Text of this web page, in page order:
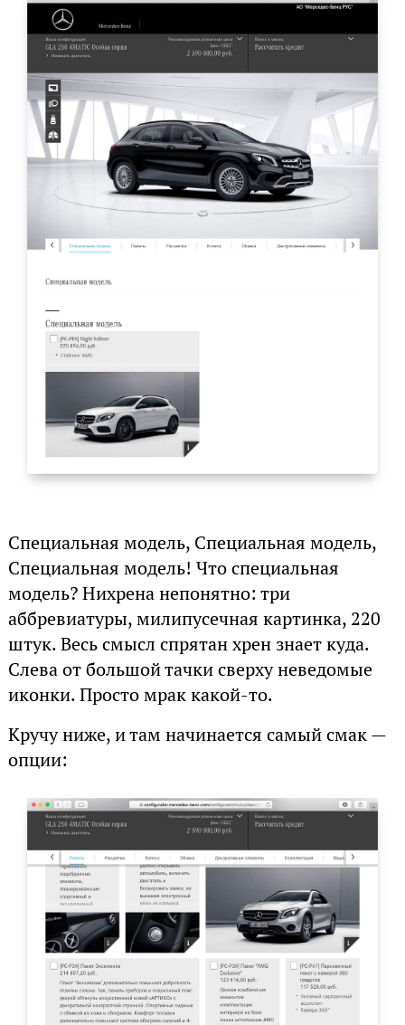
Специальная модель, Специальная модель,
Специальная модель! Что специальная
модель? Нихрена непонятно: три
аббревиатуры, милипусечная картинка, 220
штук. Весь смысл спрятан хрен знает куда.
Слева от большой тачки сверху неведомые
иконки. Просто мрак какой-то.
Кручу ниже, и там начинается самый смак —
опции: